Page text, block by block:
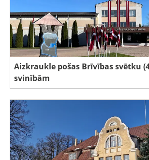
Aizkraukle pošas Brīvības svētku
svinībām